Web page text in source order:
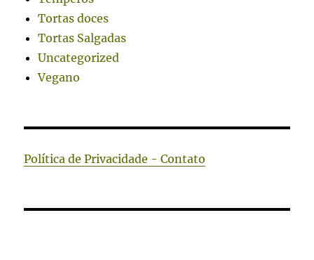
Tortas doces
Tortas Salgadas
Uncategorized
Vegano
Política de Privacidade - Contato